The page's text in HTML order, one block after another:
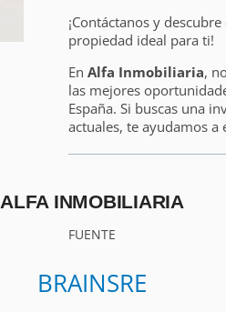
¡Contáctanos y
propiedad ideal para ti!
En Alfa Inmobiliaria,
las mejores
España. Si buscas una
actuales, te ayudamos
ALFA INMOBILIARIA
FUENTE
BRAINSRE